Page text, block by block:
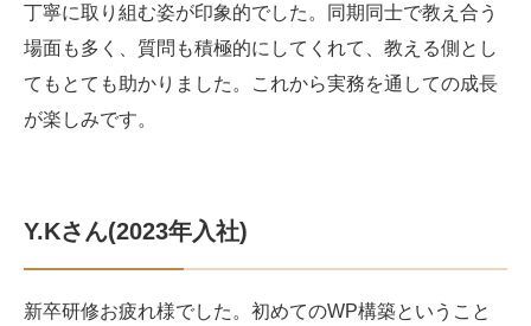
丁寧に取り組む姿が印象的でした。同期同士で教え合う
場面も多く、質問も積極的にしてくれて、教える側とし
てもとても助かりました。これから実務を通しての成長
が楽しみです。
Y.Kさん(2023年入社)
新卒研修お疲れ様でした。初めてのWP構築ということ